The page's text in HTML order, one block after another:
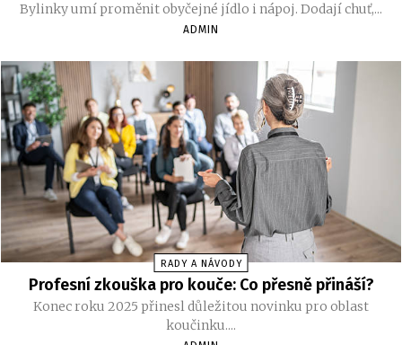
Bylinky umí proměnit obyčejné jídlo i nápoj. Dodají chuť,...
ADMIN
RADY A NÁVODY
Profesní zkouška pro kouče: Co přesně přináší?
Konec roku 2025 přinesl důležitou novinku pro oblast
koučinku....